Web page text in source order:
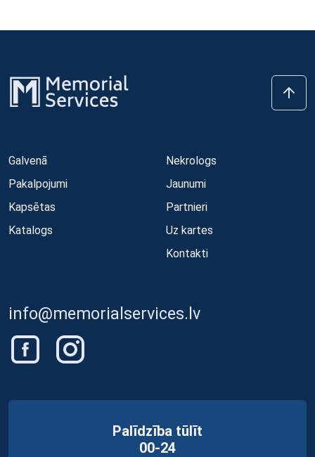
Galvenā
Pakalpojumi
Kapsētas
Katalogs
Nekrologs
Jaunumi
Partnieri
Uz kartes
Kontakti
info@memorialservices.lv
Palīdzība tūlīt
00-24